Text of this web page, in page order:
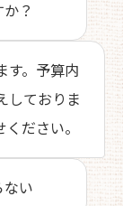
？
す。予算内
しておりま
ださい。
ない